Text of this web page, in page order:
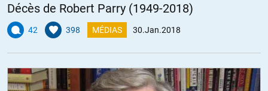
Décès de Robert Parry (1949-2018)
42 398 MÉDIAS 30.Jan.2018